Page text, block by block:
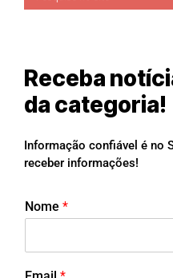
Receba
da categoria!
Informação confiável é no
receber informações!
Nome *